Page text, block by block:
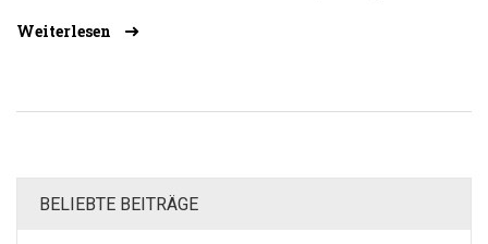
Weiterlesen
BELIEBTE BEITRÄGE